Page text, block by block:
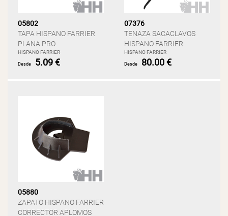
05802
TAPA HISPANO FARRIER
PLANA PRO
HISPANO FARRIER
Desde 5.09 €
07376
TENAZA SACACLAVOS
HISPANO FARRIER
HISPANO FARRIER
Desde 80.00 €
05880
ZAPATO HISPANO FARRIER
CORRECTOR APLOMOS